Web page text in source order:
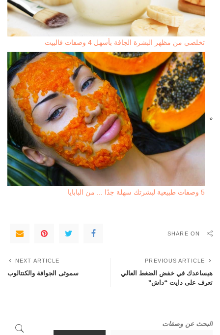
تخلصي من مظهر البشرة الجافة بأسهل 4 وصفات فالبيت
5 وصفات طبيعية لبشرتك سهلة جدًا ... من البابايا
SHARE ON
PREVIOUS ARTICLE
هيساعدك في خفض الضغط العالي
تعرف على دايت “داش”
NEXT ARTICLE
سموثى الجوافة والكنتالوب
البحث عن وصفات